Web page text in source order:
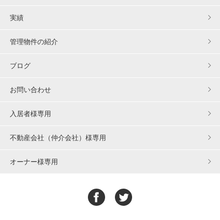
実績
管理物件の紹介
ブログ
お問い合わせ
入居者様専用
不動産会社（仲介会社）様専用
オーナー様専用